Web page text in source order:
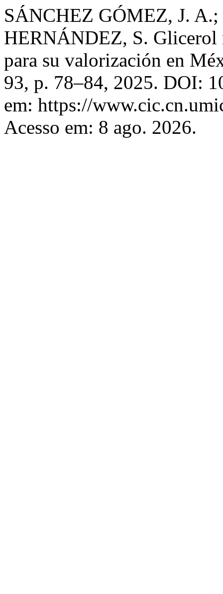
SÁNCHEZ GÓMEZ, J.
HERNÁNDEZ, S. Glicerol
para su valorización en
93, p. 78–84, 2025. DOI:
em: https://
Acesso em: 8 ago. 2026.